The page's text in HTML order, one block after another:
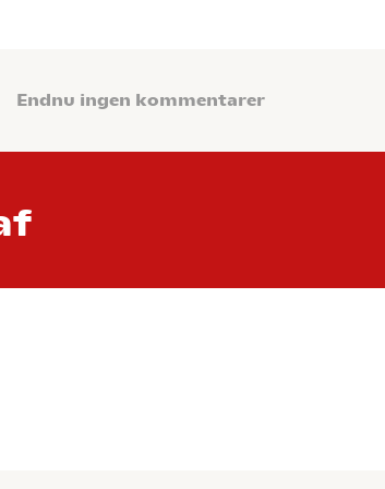
Endnu ingen kommentarer